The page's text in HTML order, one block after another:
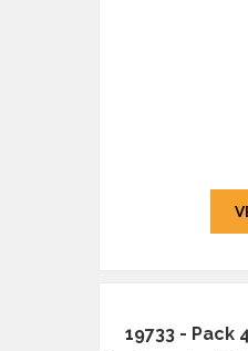
19733 - Pack